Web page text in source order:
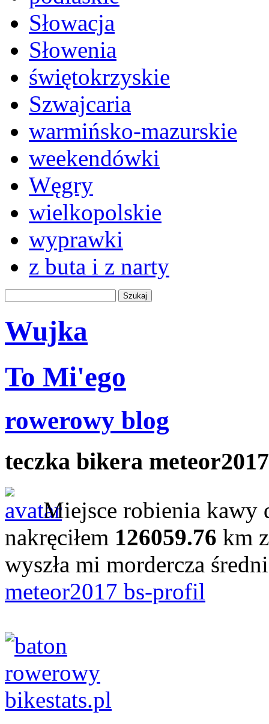
Słowacja
Słowenia
świętokrzyskie
Szwajcaria
warmińsko-mazurskie
weekendówki
Węgry
wielkopolskie
wyprawki
z buta i z narty
Wujka
To Mi'ego
rowerowy blog
teczka bikera meteor2017
Miejsce robienia kawy
nakręciłem 126059.76 km
wyszła mi mordercza
meteor2017 bs-profil